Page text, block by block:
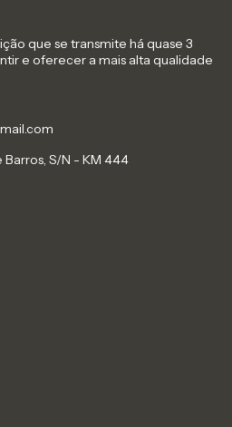
que se transmite há quase 3
e oferecer a mais alta qualidade
S/N - KM 444